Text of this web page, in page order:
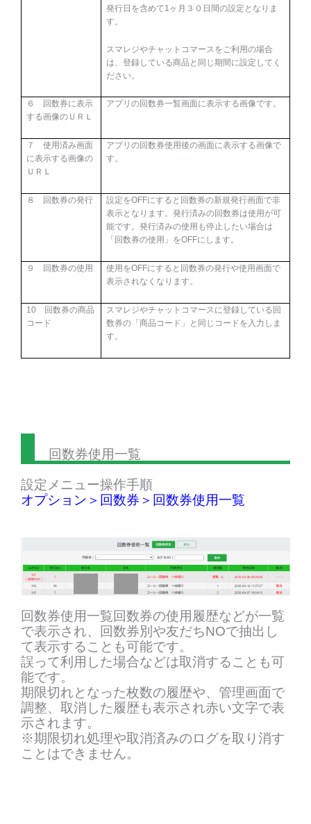
発行日を含めて1ヶ月３０日間の設定となりま
す。
スマレジやチャットコマースをご利用の場合
は、登録している商品と同じ期間に設定してく
ださい。
６ 回数券に表示
する画像のＵＲＬ
アプリの回数券一覧画面に表示する画像です。
７ 使用済み画面
に表示する画像の
ＵＲＬ
アプリの回数券使用後の画面に表示する画像で
す。
８ 回数券の発行 設定をOFFにすると回数券の新規発行画面で非
表示となります。発行済みの回数券は使用が可
能です。発行済みの使用も停止したい場合は
「回数券の使用」をOFFにします。
９ 回数券の使用 使用をOFFにすると回数券の発行や使用画面で
表示されなくなります。
10 回数券の商品
コード
スマレジやチャットコマースに登録している回
数券の「商品コード」と同じコードを入力しま
す。
回数券使用一覧
設定メニュー操作手順
オプション＞回数券＞回数券使用一覧
回数券使用一覧回数券の使用履歴などが一覧
で表示され、回数券別や友だちNOで抽出し
て表示することも可能です。
誤って利用した場合などは取消することも可
能です。
期限切れとなった枚数の履歴や、管理画面で
調整、取消した履歴も表示され赤い文字で表
示されます。
※期限切れ処理や取消済みのログを取り消す
ことはできません。